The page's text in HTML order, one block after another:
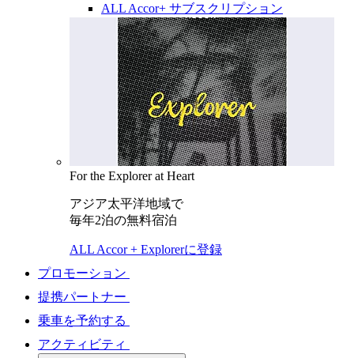
ALL Accor+ サブスクリプション
For the Explorer at Heart
アジア太平洋地域で
毎年2泊の無料宿泊
ALL Accor + Explorerに登録
プロモーション
提携パートナー
乗車を予約する
アクティビティ